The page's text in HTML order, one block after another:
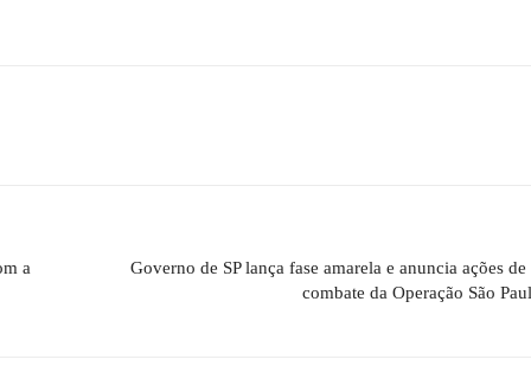
a
Governo de SP lança fase amarela e anuncia ações
combate da Operação São